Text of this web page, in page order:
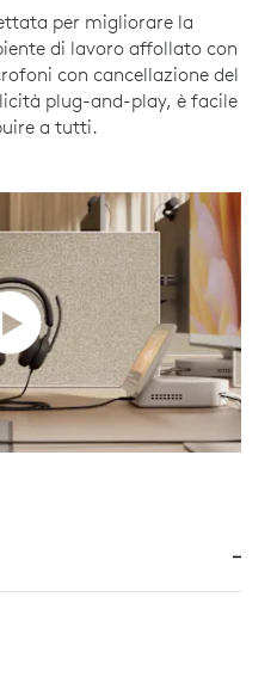
per migliorare la
di lavoro affollato con
con cancellazione del
plug-and-play, è facile
a tutti.